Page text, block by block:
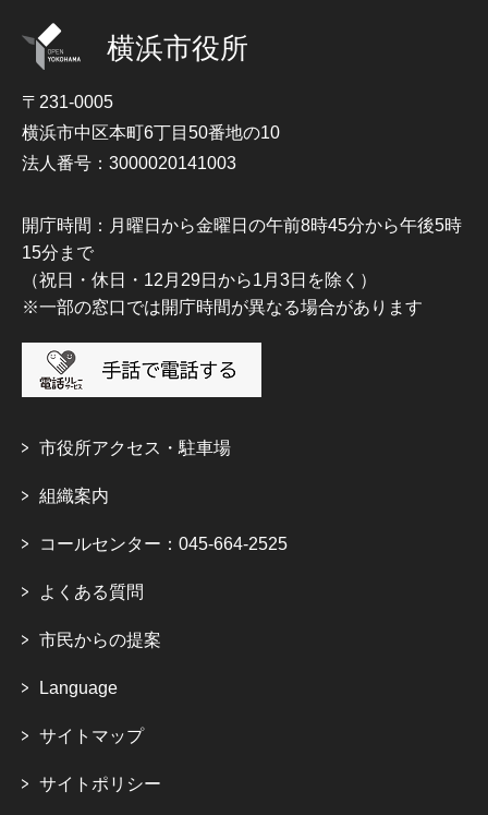
横浜市役所
〒231-0005
横浜市中区本町6丁目50番地の10
法人番号：3000020141003
開庁時間：月曜日から金曜日の午前8時45分から午後5時
15分まで
（祝日・休日・12月29日から1月3日を除く）
※一部の窓口では開庁時間が異なる場合があります
市役所アクセス・駐車場
組織案内
コールセンター：045-664-2525
よくある質問
市民からの提案
Language
サイトマップ
サイトポリシー